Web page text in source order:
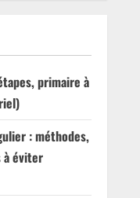
primaire à
: méthodes,
à éviter